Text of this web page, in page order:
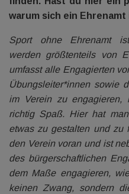
warum sich ein
Sport ohne Ehrenamt
werden größtenteils von
umfasst alle Engagierten
Übungsleiter*innen sowie
im Verein zu engagieren,
richtig Spaß. Hier hat
etwas zu gestalten und zu
den Verein voran und ist
des bürgerschaftlichen
dem Maße engagieren,
keinen Zwang, sondern